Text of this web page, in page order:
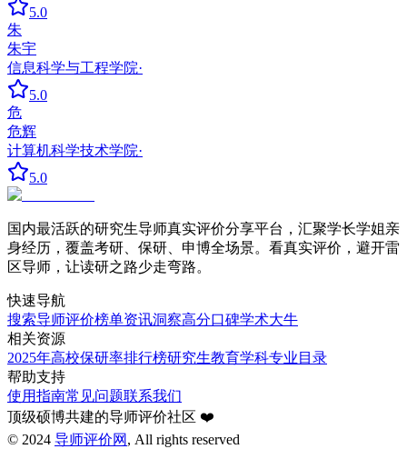
5.0
朱
朱宇
信息科学与工程学院·
5.0
危
危辉
计算机科学技术学院·
5.0
国内最活跃的研究生导师真实评价分享平台，汇聚学长学姐亲
身经历，覆盖考研、保研、申博全场景。看真实评价，避开雷
区导师，让读研之路少走弯路。
快速导航
搜索导师评价榜单资讯洞察高分口碑学术大牛
相关资源
2025年高校保研率排行榜研究生教育学科专业目录
帮助支持
使用指南常见问题联系我们
顶级硕博共建的导师评价社区 ❤️
© 2024 导师评价网 , All rights reserved